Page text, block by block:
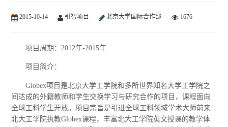
2015-10-14 引智项目 北京大学国际合作部 1676
项目周期：2012年-2015年
项目简介：
Globex项目是北京大学工学院和多所世界知名大学工学院之
间达成的外籍教师和学生交换学习与研究合作的项目，课程面向
全球工科学生开放。项目宗旨是引进全球工科领域学术大师前来
北大工学院执教Globex课程，丰富北大工学院英文授课的教学体